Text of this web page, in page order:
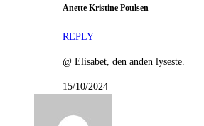
Anette Kristine Poulsen
REPLY
@ Elisabet, den anden lyseste.
15/10/2024